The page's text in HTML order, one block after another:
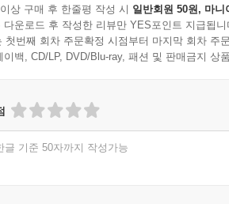
상 구매 후 한줄평 작성 시 일반회원 50원, 마니
다운로드 후 작성한 리뷰만 YES포인트 지급됩니
첫번째 회차 주문확정 시점부터 마지막 회차 주
이백, CD/LP, DVD/Blu-ray, 패션 및 판매금지 상
글 기준 50자까지 작성가능